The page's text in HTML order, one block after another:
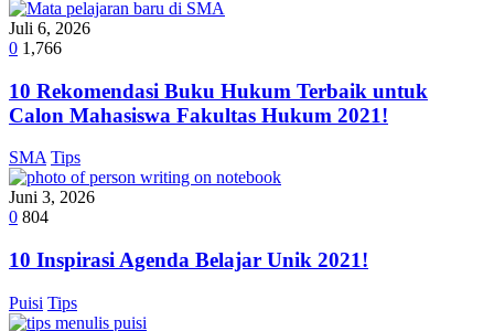
Juli 6, 2026
0 1,766
10 Rekomendasi Buku Hukum Terbaik untuk
Calon Mahasiswa Fakultas Hukum 2021!
SMA Tips
Juni 3, 2026
0 804
10 Inspirasi Agenda Belajar Unik 2021!
Puisi Tips